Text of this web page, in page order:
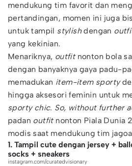
mendukung tim favorit dan
pertandingan, momen ini juga
untuk tampil stylishdengan
yang kekinian.
Menariknya, outfit nonton bola
dengan banyaknya gaya padu-
memadukan item-item sporty
hingga aksesori feminin untuk
sporty chic. So, without further
padan outfit nonton Piala Dunia
modis saat mendukung tim
1. Tampil cute dengan jersey +
socks + sneakers
instagram.com/curatedvisionary